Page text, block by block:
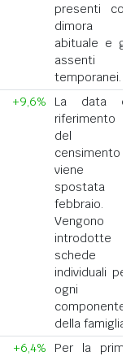
presenti con
dimora
abituale e gli
assenti
temporanei.
+9,6%
La data di
riferimento
del
censimento
viene
spostata a
febbraio.
Vengono
introdotte
schede
individuali per
ogni
componente
della famiglia.
+6,4%
Per la prima